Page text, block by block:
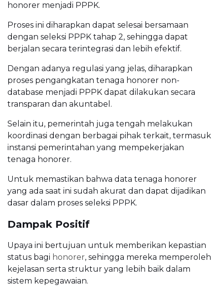
honorer menjadi PPPK.
Proses ini diharapkan dapat selesai bersamaan
dengan seleksi PPPK tahap 2, sehingga dapat
berjalan secara terintegrasi dan lebih efektif.
Dengan adanya regulasi yang jelas, diharapkan
proses pengangkatan tenaga honorer non-
database menjadi PPPK dapat dilakukan secara
transparan dan akuntabel.
Selain itu, pemerintah juga tengah melakukan
koordinasi dengan berbagai pihak terkait, termasuk
instansi pemerintahan yang mempekerjakan
tenaga honorer.
Untuk memastikan bahwa data tenaga honorer
yang ada saat ini sudah akurat dan dapat dijadikan
dasar dalam proses seleksi PPPK.
Dampak Positif
Upaya ini bertujuan untuk memberikan kepastian
status bagi honorer, sehingga mereka memperoleh
kejelasan serta struktur yang lebih baik dalam
sistem kepegawaian.